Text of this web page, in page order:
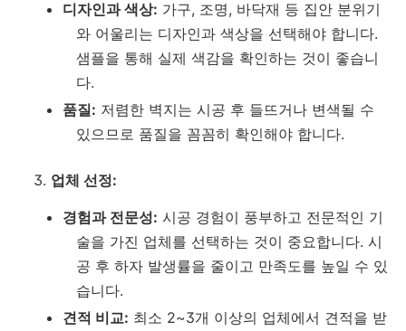
디자인과 색상: 가구, 조명, 바닥재 등 집안 분위기
와 어울리는 디자인과 색상을 선택해야 합니다.
샘플을 통해 실제 색감을 확인하는 것이 좋습니
다.
품질: 저렴한 벽지는 시공 후 들뜨거나 변색될 수
있으므로 품질을 꼼꼼히 확인해야 합니다.
업체 선정:
경험과 전문성: 시공 경험이 풍부하고 전문적인 기
술을 가진 업체를 선택하는 것이 중요합니다. 시
공 후 하자 발생률을 줄이고 만족도를 높일 수 있
습니다.
견적 비교: 최소 2~3개 이상의 업체에서 견적을 받